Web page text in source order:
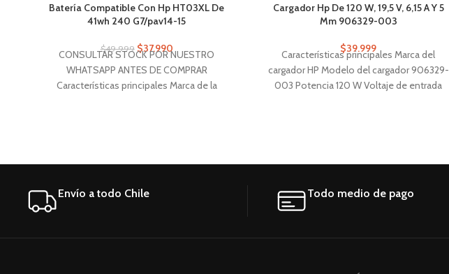
Batería Compatible Con Hp HT03XL De
41wh 240 G7/pav14-15
$49.999 $37.990
CONSULTAR STOCK POR NUESTRO
WHATSAPP ANTES DE COMPRAR
Características principales Marca de la
Cargador Hp De 120 W, 19,5 V, 6,15 A Y 5
Mm 906329-003
$39.999
Características principales Marca del
cargador HP Modelo del cargador 906329-
003 Potencia 120 W Voltaje de entrada
Envío a todo Chile Todo medio de pago